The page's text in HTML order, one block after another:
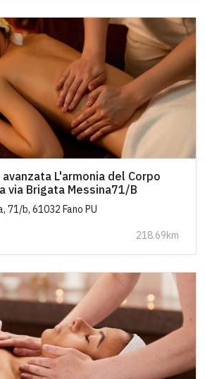
L'armonia del Corpo
via Brigata Messina71/B
71/b, 61032 Fano PU
218.69km